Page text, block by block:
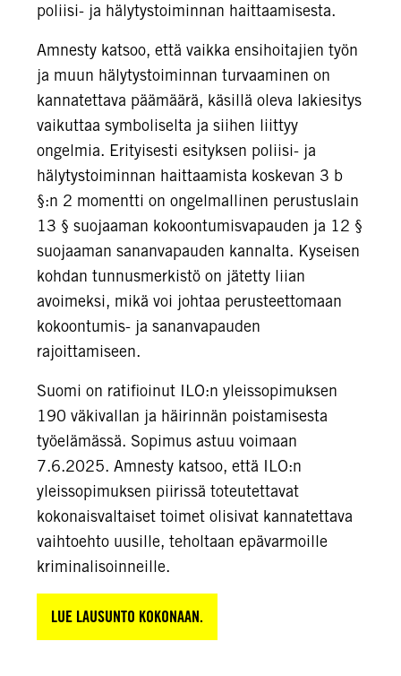
poliisi- ja hälytystoiminnan haittaamisesta.
Amnesty katsoo, että vaikka ensihoitajien työn
ja muun hälytystoiminnan turvaaminen on
kannatettava päämäärä, käsillä oleva lakiesitys
vaikuttaa symboliselta ja siihen liittyy
ongelmia. Erityisesti esityksen poliisi- ja
hälytystoiminnan haittaamista koskevan 3 b
§:n 2 momentti on ongelmallinen perustuslain
13 § suojaaman kokoontumisvapauden ja 12 §
suojaaman sananvapauden kannalta. Kyseisen
kohdan tunnusmerkistö on jätetty liian
avoimeksi, mikä voi johtaa perusteettomaan
kokoontumis- ja sananvapauden
rajoittamiseen.
Suomi on ratifioinut ILO:n yleissopimuksen
190 väkivallan ja häirinnän poistamisesta
työelämässä. Sopimus astuu voimaan
7.6.2025. Amnesty katsoo, että ILO:n
yleissopimuksen piirissä toteutettavat
kokonaisvaltaiset toimet olisivat kannatettava
vaihtoehto uusille, teholtaan epävarmoille
kriminalisoinneille.
LUE LAUSUNTO KOKONAAN.